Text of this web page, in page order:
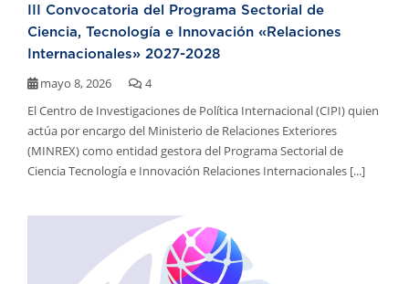
III Convocatoria del Programa Sectorial de
Ciencia, Tecnología e Innovación «Relaciones
Internacionales» 2027-2028
mayo 8, 2026
4
El Centro de Investigaciones de Política Internacional (CIPI) quien
actúa por encargo del Ministerio de Relaciones Exteriores
(MINREX) como entidad gestora del Programa Sectorial de
Ciencia Tecnología e Innovación Relaciones Internacionales [...]